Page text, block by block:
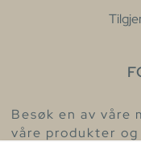
Besøk en av våre
våre produkter og